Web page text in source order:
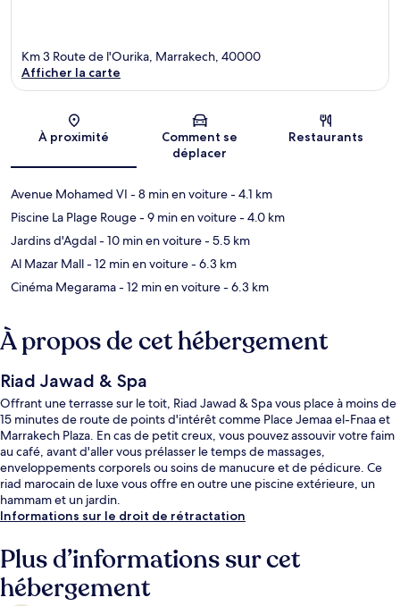
Carte
Km 3 Route de l'Ourika, Marrakech, 40000
Afficher la carte
À proximité
Comment se
déplacer
Restaurants
Avenue Mohamed VI - 8 min en voiture- 4.1 km
Piscine La Plage Rouge- 9 min en voiture- 4.0 km
Jardins d'Agdal- 10 min en voiture- 5.5 km
Al Mazar Mall- 12 min en voiture- 6.3 km
Cinéma Megarama- 12 min en voiture- 6.3 km
À propos de cet hébergement
Riad Jawad & Spa
Offrant une terrasse sur le toit, Riad Jawad & Spa vous place à moins de
15 minutes de route de points d'intérêt comme Place Jemaa el-Fnaa et
Marrakech Plaza. En cas de petit creux, vous pouvez assouvir votre faim
au café, avant d'aller vous prélasser le temps de massages,
enveloppements corporels ou soins de manucure et de pédicure. Ce
riad marocain de luxe vous offre en outre une piscine extérieure, un
hammam et un jardin.
Informations sur le droit de rétractation
Plus d’informations sur cet
hébergement